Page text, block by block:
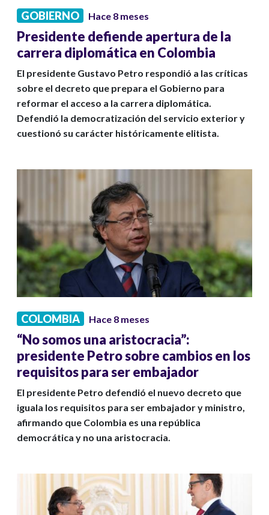
GOBIERNO Hace 8 meses
Presidente defiende apertura de la
carrera diplomática en Colombia
El presidente Gustavo Petro respondió a las críticas
sobre el decreto que prepara el Gobierno para
reformar el acceso a la carrera diplomática.
Defendió la democratización del servicio exterior y
cuestionó su carácter históricamente elitista.
COLOMBIA Hace 8 meses
“No somos una aristocracia”:
presidente Petro sobre cambios en los
requisitos para ser embajador
El presidente Petro defendió el nuevo decreto que
iguala los requisitos para ser embajador y ministro,
afirmando que Colombia es una república
democrática y no una aristocracia.